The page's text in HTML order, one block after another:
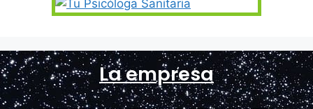
La empresa